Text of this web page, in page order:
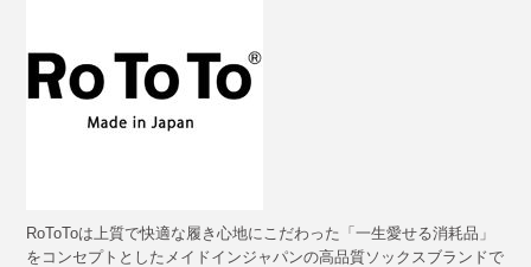
RoToToは上質で快適な履き心地にこだわった「一生愛せる消耗品」
をコンセプトとしたメイドインジャパンの高品質ソックスブランドで